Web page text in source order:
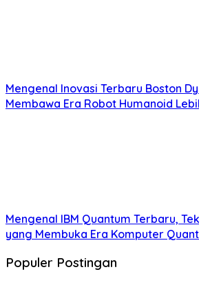
Mengenal Inovasi Terbaru Boston
Membawa Era Robot Humanoid
Mengenal IBM Quantum Terbaru,
yang Membuka Era Komputer
Populer Postingan